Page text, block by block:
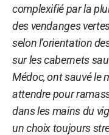
complexifié par la
des vendanges
selon l’orientation
sur les cabernets
Médoc, ont sauvé le
attendre pour
dans les mains du
un choix toujours